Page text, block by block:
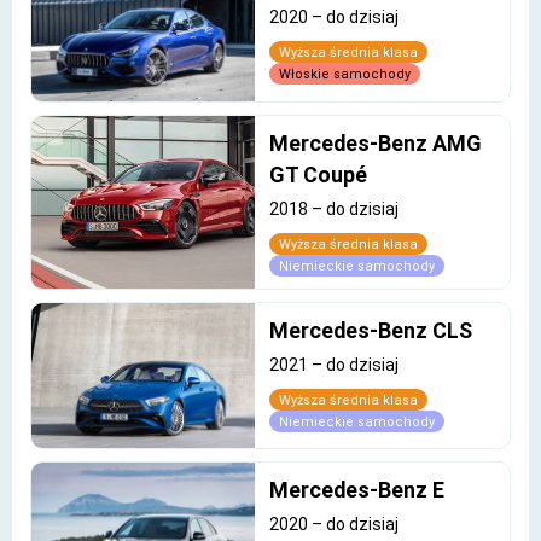
2020 – do dzisiaj
Wyższa średnia klasa
Włoskie samochody
Mercedes-Benz AMG
GT Coupé
2018 – do dzisiaj
Wyższa średnia klasa
Niemieckie samochody
Mercedes-Benz CLS
2021 – do dzisiaj
Wyższa średnia klasa
Niemieckie samochody
Mercedes-Benz E
2020 – do dzisiaj